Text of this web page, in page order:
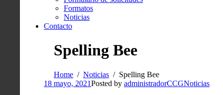
Formatos
Noticias
Contacto
Spelling Bee
Home Noticias
Spelling Bee
18 mayo, 2021Posted by administradorCCGNoticias